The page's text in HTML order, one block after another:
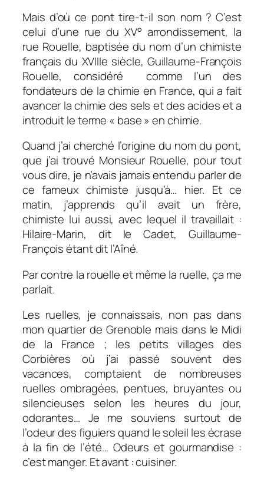
Mais d’où ce pont tire-t-il son nom ? C’est
celui d’une rue du XV° arrondissement, la
rue Rouelle, baptisée du nom d’un chimiste
français du XVIIIe siècle, Guillaume-François
Rouelle, considéré comme l’un des
fondateurs de la chimie en France, qui a fait
avancer la chimie des sels et des acides et a
introduit le terme « base » en chimie.
Quand j’ai cherché l’origine du nom du pont,
que j’ai trouvé Monsieur Rouelle, pour tout
vous dire, je n’avais jamais entendu parler de
ce fameux chimiste jusqu’à… hier. Et ce
matin, j’apprends qu’il avait un frère,
chimiste lui aussi, avec lequel il travaillait :
Hilaire-Marin, dit le Cadet, Guillaume-
François étant dit l’Aîné.
Par contre la rouelle et même la ruelle, ça me
parlait.
Les ruelles, je connaissais, non pas dans
mon quartier de Grenoble mais dans le Midi
de la France ; les petits villages des
Corbières où j’ai passé souvent des
vacances, comptaient de nombreuses
ruelles ombragées, pentues, bruyantes ou
silencieuses selon les heures du jour,
odorantes… Je me souviens surtout de
l’odeur des figuiers quand le soleil les écrase
à la fin de l’été… Odeurs et gourmandise :
c’est manger. Et avant : cuisiner.